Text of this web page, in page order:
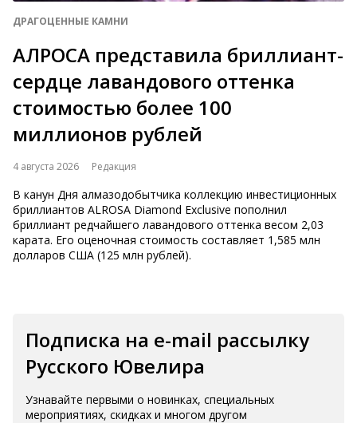
ДРАГОЦЕННЫЕ КАМНИ
АЛРОСА представила бриллиант-
сердце лавандового оттенка
стоимостью более 100
миллионов рублей
4 августа 2026 Редакция
В канун Дня алмазодобытчика коллекцию инвестиционных
бриллиантов ALROSA Diamond Exclusive пополнил
бриллиант редчайшего лавандового оттенка весом 2,03
карата. Его оценочная стоимость составляет 1,585 млн
долларов США (125 млн рублей).
Подписка на e-mail рассылку
Русского Ювелира
Узнавайте первыми о новинках, специальных
мероприятиях, скидках и многом другом